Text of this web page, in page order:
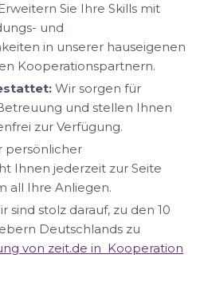
Erweitern Sie Ihre Skills mit
und
in unserer hauseigenen
Kooperationspartnern.
Wir sorgen für
und stellen Ihnen
zur Verfügung.
persönlicher
Ihnen jederzeit zur Seite
all Ihre Anliegen.
sind stolz darauf, zu den 10
Deutschlands zu
von zeit.de in Kooperation